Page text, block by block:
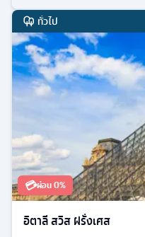
ทั่วไป
💳ผ่อน 0%
อิตาลี สวิส ฝรั่งเศส